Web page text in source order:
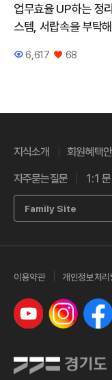
업무효율 UP하는 정
스템, 서랍속을 부탁해
조회수
6,617
좋아요
68
지식소개 회원혜택
자주묻는질문 1:1 문
Family Site
이용약관 개인정보처리
유튜브 인스타그램 페이스북